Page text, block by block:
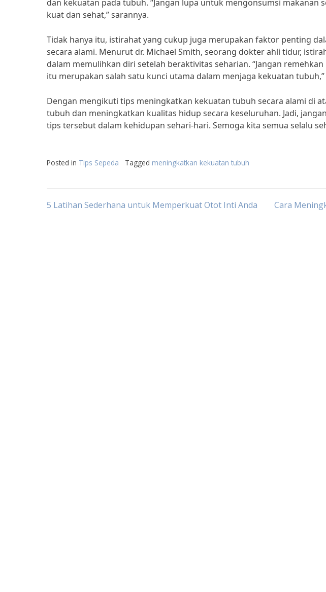
dan kekuatan pada tubuh. “Jangan lupa untuk mengonsumsi
kuat dan sehat,” sarannya.
Tidak hanya itu, istirahat yang cukup juga merupakan faktor penting
secara alami. Menurut dr. Michael Smith, seorang dokter ahli tidur,
dalam memulihkan diri setelah beraktivitas seharian. “Jangan
itu merupakan salah satu kunci utama dalam menjaga kekuatan tubuh,”
Dengan mengikuti tips meningkatkan kekuatan tubuh secara alami di
tubuh dan meningkatkan kualitas hidup secara keseluruhan. Jadi,
tips tersebut dalam kehidupan sehari-hari. Semoga kita semua selalu
Posted in Tips Sepeda Tagged meningkatkan kekuatan tubuh
Post
5 Latihan Sederhana untuk Memperkuat Otot Inti Anda Cara